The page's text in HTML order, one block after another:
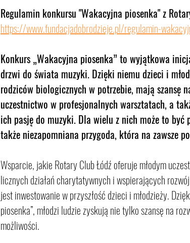
Regulamin konkursu "Wakacyjna piosenka" z
https://www.fundacjadobrodzieje.pl/regulamin-
Konkurs „Wakacyjna piosenka” to wyjątkowa
drzwi do świata muzyki. Dzięki niemu dzieci i
rodziców biologicznych w potrzebie, mają szansę
uczestnictwo w profesjonalnych warsztatach, a
ich pasję do muzyki. Dla wielu z nich może to
także niezapomniana przygoda, która na zawsze
Wsparcie, jakie Rotary Club Łódź oferuje młodym
licznych działań charytatywnych i wspierających
jest inwestowanie w przyszłość dzieci i młodzieży.
piosenka”, młodzi ludzie zyskują nie tylko szansę na
możliwości.